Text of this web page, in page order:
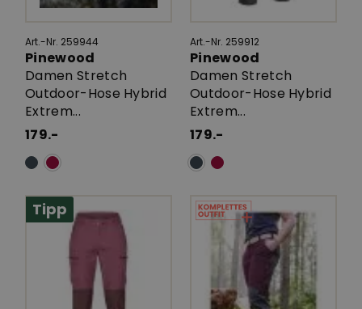
Art.-Nr. 259944
Pinewood
Damen Stretch
Outdoor-Hose Hybrid
Extrem...
179.-
Art.-Nr. 259912
Pinewood
Damen Stretch
Outdoor-Hose Hybrid
Extrem...
179.-
Tipp